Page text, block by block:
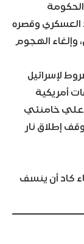
الحكومة
العسكري وقصره
الهجوم
لإسرائيل
أمريكية
علي خامنئي
إطلاق نار
كاد أن ينسف